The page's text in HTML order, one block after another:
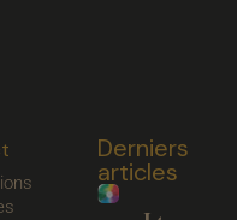
Derniers
articles